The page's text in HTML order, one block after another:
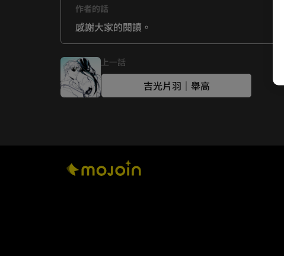
作者的話
感謝大家的閱讀。
上一話
吉光片羽｜舉高